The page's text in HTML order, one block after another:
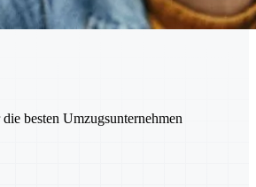
besten Umzugsunternehmen